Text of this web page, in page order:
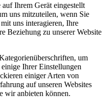
Ihrem Gerät eingestellt
uns mitzuteilen, wenn Sie
uns interagieren, Ihre
Beziehung zu unserer Website
um
Ihrer Einstellungen
einiger Arten von
auf unseren Websites
wir anbieten können.